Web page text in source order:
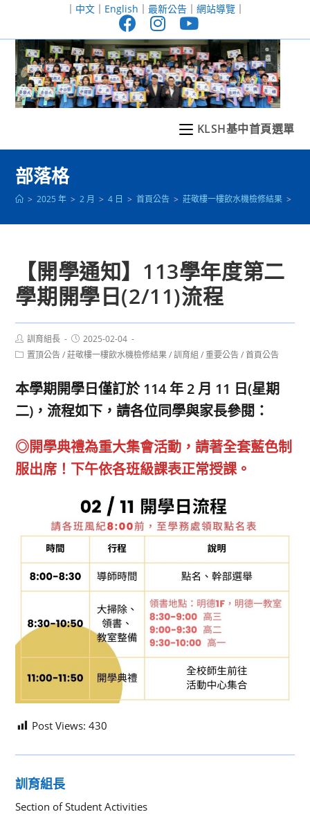
至
｜ 中文｜ English ｜ 最新公告｜ 網站導覽｜
KLSH基中首頁選單
部落格
> 2025 年 > 2 月 > 4 日 > 首頁公告 > 莊敬樓一樓飲水機檢修結果 >
【開學通知】113學年度第二
學期開學日(2/11)流程
Post
author:
訓育組長
Post
published:
2025-02-04
Post置頂公告 / 莊敬樓一樓飲水機檢修結果 / 訓育組 / 重要公告 / 首頁公告
本學期開學日僅訂於 114 年 2 月 11 日(星期
二)，流程如下，請各位同學與家長參閱：
◎開學典禮為重大集會活動，請著全套藍色制
服出席！下午依各班級課表正常授課。
Post Views: 430
訓育組長
Section of Student Activities